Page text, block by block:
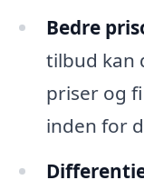
Bedre
tilbud kan
priser og
inden for